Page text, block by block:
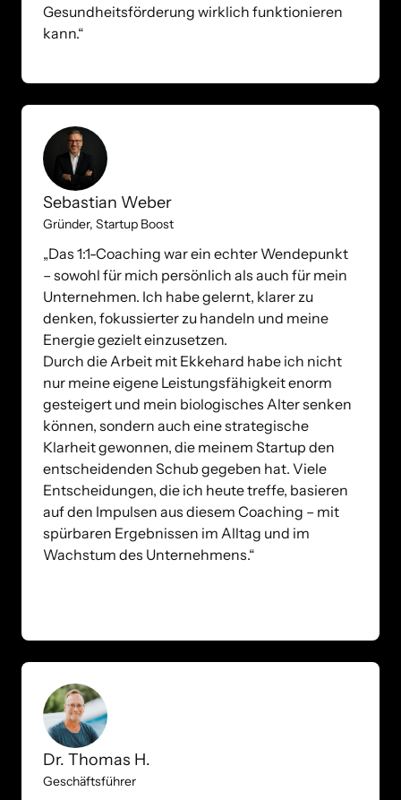
Gesundheitsförderung wirklich funktionieren
kann.“
Sebastian Weber
Gründer, Startup Boost
„Das 1:1-Coaching war ein echter Wendepunkt
– sowohl für mich persönlich als auch für mein
Unternehmen. Ich habe gelernt, klarer zu
denken, fokussierter zu handeln und meine
Energie gezielt einzusetzen.
Durch die Arbeit mit Ekkehard habe ich nicht
nur meine eigene Leistungsfähigkeit enorm
gesteigert und mein biologisches Alter senken
können, sondern auch eine strategische
Klarheit gewonnen, die meinem Startup den
entscheidenden Schub gegeben hat. Viele
Entscheidungen, die ich heute treffe, basieren
auf den Impulsen aus diesem Coaching – mit
spürbaren Ergebnissen im Alltag und im
Wachstum des Unternehmens.“
Dr. Thomas H.
Geschäftsführer